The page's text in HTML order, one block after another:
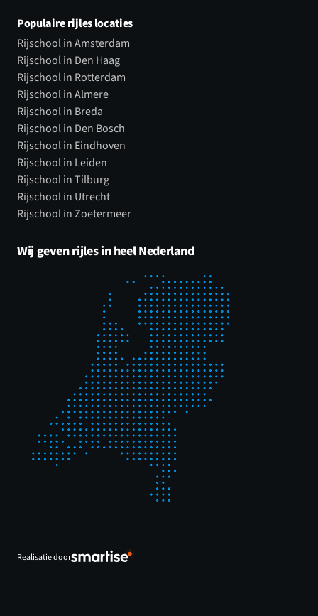
Populaire rijles locaties
Rijschool in Amsterdam
Rijschool in Den Haag
Rijschool in Rotterdam
Rijschool in Almere
Rijschool in Breda
Rijschool in Den Bosch
Rijschool in Eindhoven
Rijschool in Leiden
Rijschool in Tilburg
Rijschool in Utrecht
Rijschool in Zoetermeer
Wij geven rijles in heel Nederland
Realisatie door